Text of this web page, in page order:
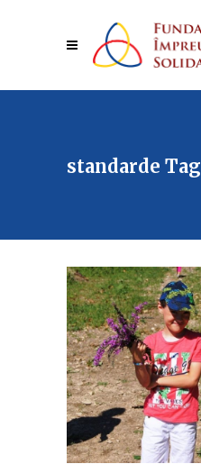
standarde Tag